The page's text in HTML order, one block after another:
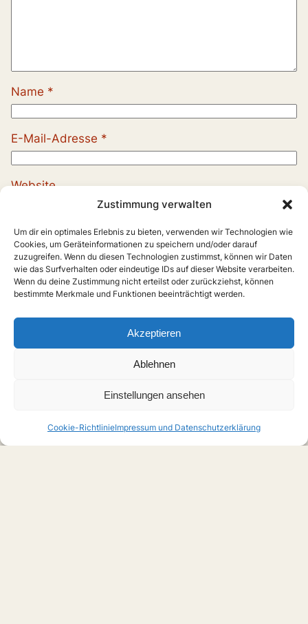
Zustimmung verwalten
Um dir ein optimales Erlebnis zu bieten, verwenden wir Technologien wie
Cookies, um Geräteinformationen zu speichern und/oder darauf
zuzugreifen. Wenn du diesen Technologien zustimmst, können wir Daten
wie das Surfverhalten oder eindeutige IDs auf dieser Website verarbeiten.
Wenn du deine Zustimmung nicht erteilst oder zurückziehst, können
bestimmte Merkmale und Funktionen beeinträchtigt werden.
Akzeptieren
Ablehnen
Einstellungen ansehen
Cookie-RichtlinieImpressum und Datenschutzerklärung
Name *
E-Mail-Adresse *
Website